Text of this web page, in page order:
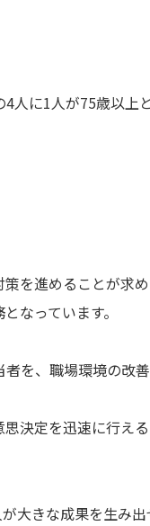
に1人が75歳以上
を進めることが求
なっています。
を、職場環境の改
決定を迅速に行え
きな成果を生み出